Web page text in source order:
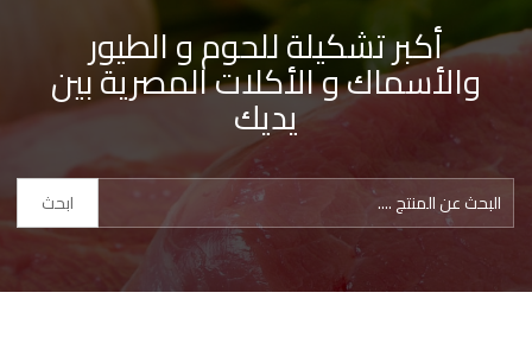
أكبر تشكيلة للحوم و الطيور
والأسماك و الأكلات المصرية بين
يديك
ابحث